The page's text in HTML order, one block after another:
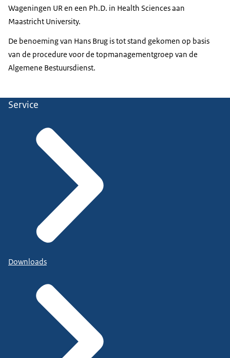
Wageningen UR en een Ph.D. in Health Sciences aan
Maastricht University.
De benoeming van Hans Brug is tot stand gekomen op basis
van de procedure voor de topmanagementgroep van de
Algemene Bestuursdienst.
Service
Downloads